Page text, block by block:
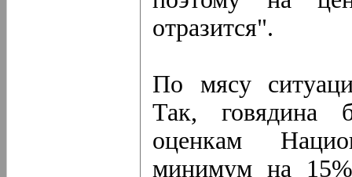
отразится".
По мясу
Так, говядина
оценкам
минимум на